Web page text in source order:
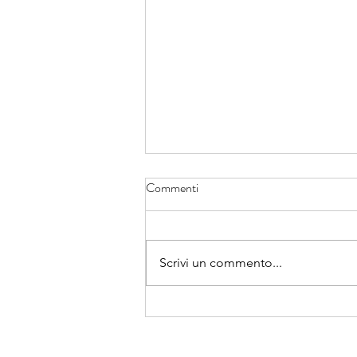
Essenziali carta 14: Neroli - La
Commenti
Scrivi un commento...